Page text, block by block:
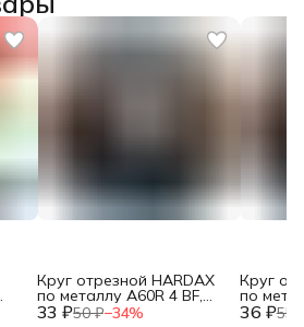
33 ₽50 ₽−34%
Круг отрезной HARDAX
по металлу A60R 4 BF,
125 х 1,2 х 22 мм, (шт.) 36 ₽55
Круг
по
125 х